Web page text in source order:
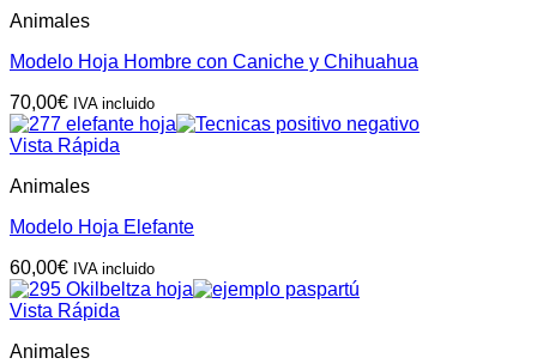
Animales
Modelo Hoja Hombre con Caniche y Chihuahua
70,00€ IVA incluido
Vista Rápida
Animales
Modelo Hoja Elefante
60,00€ IVA incluido
Vista Rápida
Animales